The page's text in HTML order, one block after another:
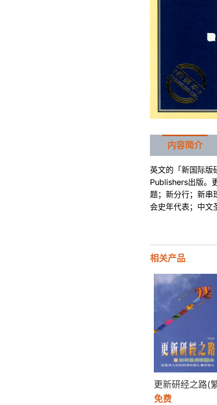
内容简介
英文的「新国际版
Publishers出版。
题；新分行；新串
会史年代表；中文
相关产品
更新研经之路(
免费